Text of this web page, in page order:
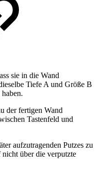
sie in die Wand
Tiefe A und Größe B
der fertigen Wand
Tastenfeld und
aufzutragenden Putzes zu
über die verputzte